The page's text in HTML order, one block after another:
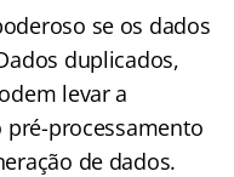
se os dados
duplicados,
levar a
pré-processamento
de dados.